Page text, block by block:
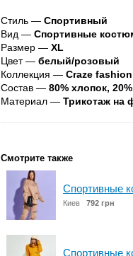
Стиль — Спортивный
Вид — Спортивные
Размер — XL
Цвет — белый/розовый
Коллекция — Craze fashion
Состав — 80% хлопок,
Материал — Трикотаж на
Смотрите также
Спортивные
Киев 792 грн
Спортивные